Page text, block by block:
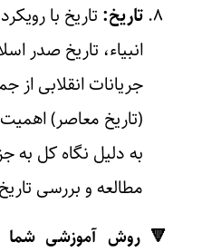
تاریخ: تاریخ با
انبیاء، تاریخ صدر
جریانات انقلابی از
(تاریخ معاصر)
به دلیل نگاه کل به
مطالعه و بررسی
🔻 روش آموزشی شما